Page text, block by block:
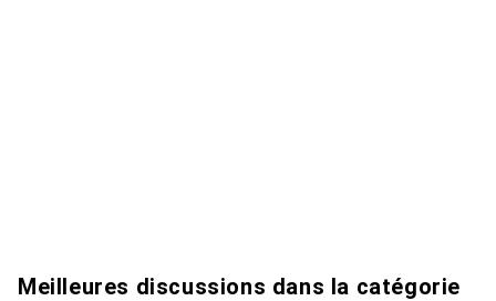
Meilleures discussions dans la catégorie